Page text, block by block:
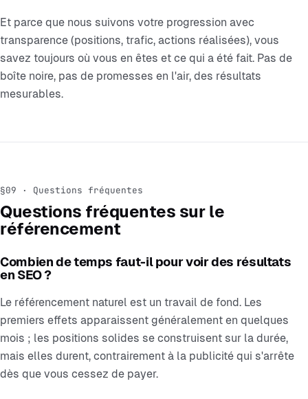
Et parce que nous suivons votre progression avec
transparence (positions, trafic, actions réalisées), vous
savez toujours où vous en êtes et ce qui a été fait. Pas de
boîte noire, pas de promesses en l'air, des résultats
mesurables.
§09 · Questions fréquentes
Questions fréquentes sur le
référencement
Combien de temps faut-il pour voir des résultats
en SEO ?
Le référencement naturel est un travail de fond. Les
premiers effets apparaissent généralement en quelques
mois ; les positions solides se construisent sur la durée,
mais elles durent, contrairement à la publicité qui s'arrête
dès que vous cessez de payer.